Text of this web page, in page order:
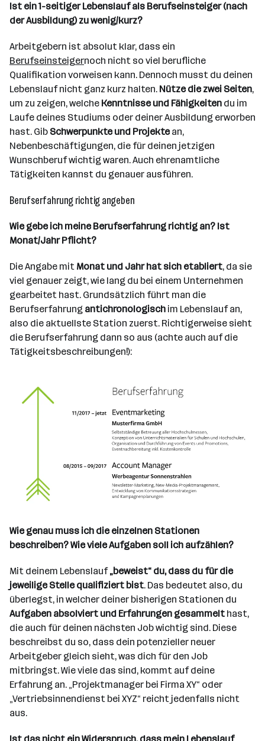
Ist ein 1-seitiger Lebenslauf als Berufseinsteiger (nach
der Ausbildung) zu wenig/kurz?
Arbeitgebern ist absolut klar, dass ein
Berufseinsteigernoch nicht so viel berufliche
Qualifikation vorweisen kann. Dennoch musst du deinen
Lebenslauf nicht ganz kurz halten. Nütze die zwei Seiten,
um zu zeigen, welche Kenntnisse und Fähigkeiten du im
Laufe deines Studiums oder deiner Ausbildung erworben
hast. Gib Schwerpunkte und Projektean,
Nebenbeschäftigungen, die für deinen jetzigen
Wunschberuf wichtig waren. Auch ehrenamtliche
Tätigkeiten kannst du genauer ausführen.
Berufserfahrung richtig angeben
Wie gebe ich meine Berufserfahrung richtig an? Ist
Monat/Jahr Pflicht?
Die Angabe mit Monat und Jahr hat sich etabliert, da sie
viel genauer zeigt, wie lang du bei einem Unternehmen
gearbeitet hast. Grundsätzlich führt man die
Berufserfahrung antichronologisch im Lebenslauf an,
also die aktuellste Station zuerst. Richtigerweise sieht
die Berufserfahrung dann so aus (achte auch auf die
Tätigkeitsbeschreibungen!):
Wie genau muss ich die einzelnen Stationen
beschreiben? Wie viele Aufgaben soll ich aufzählen?
Mit deinem Lebenslauf„beweist“ du, dass du für die
jeweilige Stelle qualifiziert bist. Das bedeutet also, du
überlegst, in welcher deiner bisherigen Stationen du
Aufgaben absolviert und Erfahrungen gesammelt hast,
die auch für deinen nächsten Job wichtig sind. Diese
beschreibst du so, dass dein potenzieller neuer
Arbeitgeber gleich sieht, was dich für den Job
mitbringst. Wie viele das sind, kommt auf deine
Erfahrung an. „Projektmanager bei Firma XY“ oder
„Vertriebsinnendienst bei XYZ“ reicht jedenfalls nicht
aus.